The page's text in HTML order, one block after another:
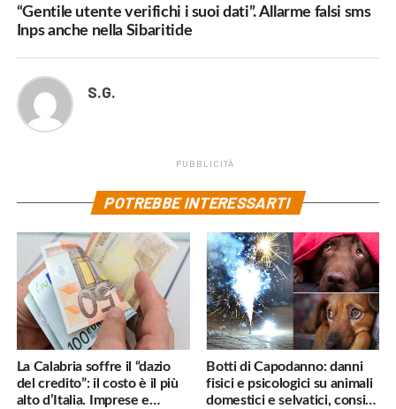
“Gentile utente verifichi i suoi dati”. Allarme falsi sms
Inps anche nella Sibaritide
S.G.
PUBBLICITÀ
POTREBBE INTERESSARTI
La Calabria soffre il “dazio
del credito”: il costo è il più
alto d’Italia. Imprese e
Botti di Capodanno: danni
fisici e psicologici su animali
domestici e selvatici, consigli